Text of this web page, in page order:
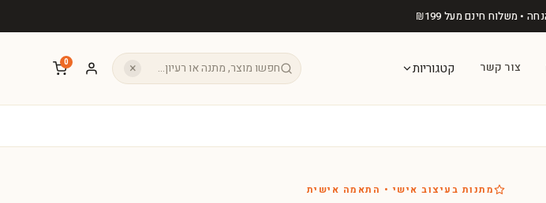
₪199
צור קשר קטגוריות ×
0
מתנות בעיצוב אישי • התאמה אישית